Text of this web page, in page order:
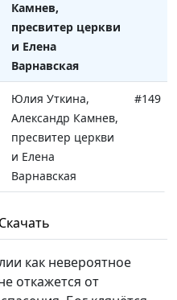
Камнев,
пресвитер церкви
и Елена
Варнавская
Юлия Уткина,
Александр Камнев,
пресвитер церкви
и Елена
Варнавская
#149
Александр Камнев,
и Елена
Варнавская
Скачать
как невероятное
откажется от